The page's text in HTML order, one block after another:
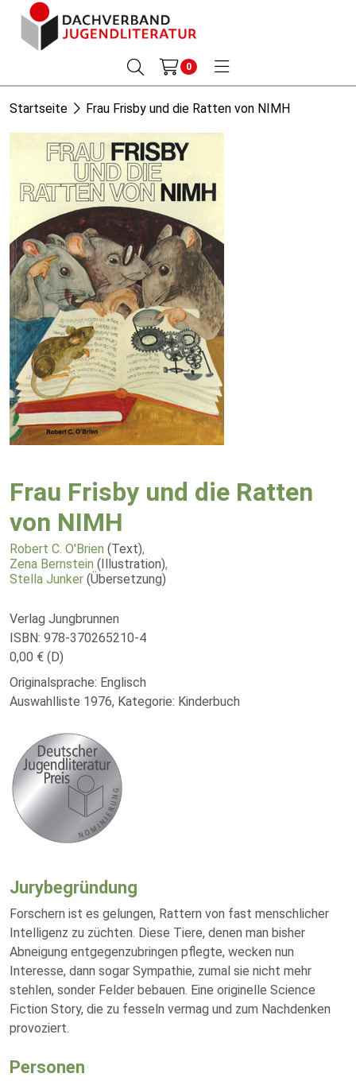
0
Startseite Frau Frisby und die Ratten von NIMH
Frau Frisby und die Ratten
von NIMH
Robert C. O'Brien (Text),
Zena Bernstein (Illustration),
Stella Junker (Übersetzung)
Verlag Jungbrunnen
ISBN: 978-370265210-4
0,00 € (D)
Originalsprache: Englisch
Auswahlliste 1976, Kategorie: Kinderbuch
Jurybegründung
Forschern ist es gelungen, Rattern von fast menschlicher
Intelligenz zu züchten. Diese Tiere, denen man bisher
Abneigung entgegenzubringen pflegte, wecken nun
Interesse, dann sogar Sympathie, zumal sie nicht mehr
stehlen, sonder Felder bebauen. Eine originelle Science
Fiction Story, die zu fesseln vermag und zum Nachdenken
provoziert.
Personen